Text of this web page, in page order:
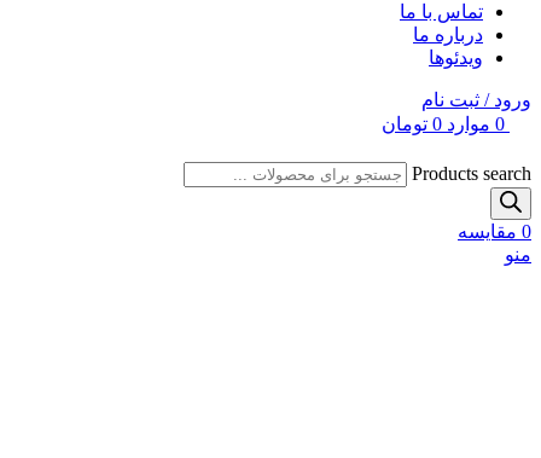
تماس با ما
درباره ما
ویدئوها
ورود / ثبت نام
0 موارد 0 تومان
Products search
0 مقایسه
منو